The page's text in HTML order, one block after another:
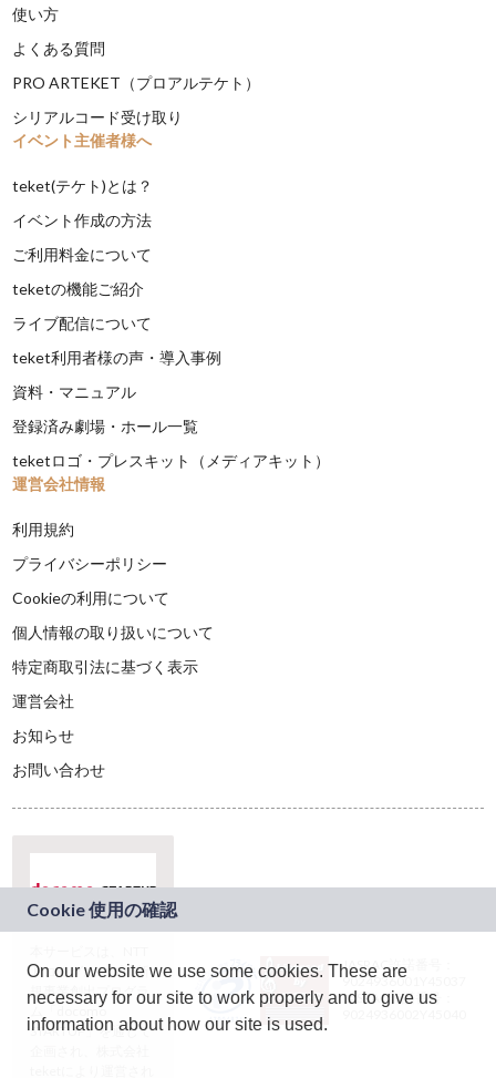
使い方
よくある質問
PRO ARTEKET（プロアルテケト）
シリアルコード受け取り
イベント主催者様へ
teket(テケト)とは？
イベント作成の方法
ご利用料金について
teketの機能ご紹介
ライブ配信について
teket利用者様の声・導入事例
資料・マニュアル
登録済み劇場・ホール一覧
teketロゴ・プレスキット（メディアキット）
運営会社情報
利用規約
プライバシーポリシー
Cookieの利用について
個人情報の取り扱いについて
特定商取引法に基づく表示
運営会社
お知らせ
お問い合わせ
ドコモグループの新
規事業創出プログラ
ム「docomo
STARTUP」を通じて
JASRAC許諾番号：
9024936001Y45037
JASRAC許諾番号：
On our website we use some cookies. These are
necessary for our site to work properly and to give us
information about how our site is used.